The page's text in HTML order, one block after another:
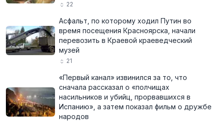
22
Асфальт, по которому ходил Путин во
время посещения Красноярска, начали
перевозить в Краевой краеведческий
музей
21
«Первый канал» извинился за то, что
сначала рассказал о «полчищах
насильников и убийц, прорвавшихся в
Испанию», а затем показал фильм о дружбе
народов